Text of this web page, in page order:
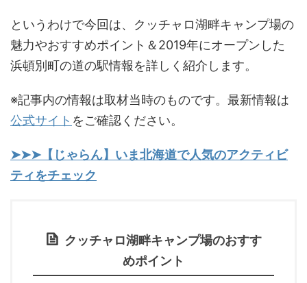
というわけで今回は、クッチャロ湖畔キャンプ場の
魅力やおすすめポイント＆2019年にオープンした
浜頓別町の道の駅情報を詳しく紹介します。
※記事内の情報は取材当時のものです。最新情報は
公式サイト をご確認ください。
➤➤➤【じゃらん】いま北海道で人気のアクティビ
ティをチェック
クッチャロ湖畔キャンプ場のおすす
めポイント